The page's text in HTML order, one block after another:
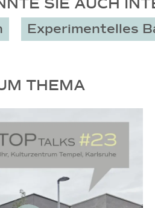
SIE AUCH
Experimentelles
THEMA